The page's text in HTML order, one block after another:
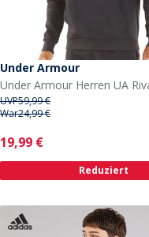
Under Armour
UVP59,99 €
War24,99 €
Current
19,99 €
Reduziert